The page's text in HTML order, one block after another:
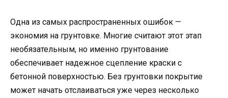
Одна из самых распространенных ошибок —
экономия на грунтовке. Многие считают этот этап
необязательным, но именно грунтование
обеспечивает надежное сцепление краски с
бетонной поверхностью. Без грунтовки покрытие
может начать отслаиваться уже через несколько